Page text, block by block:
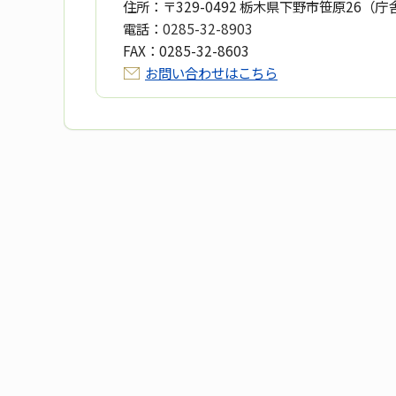
住所： 〒329-0492 栃木県下野市笹原26（庁
電話： 0285-32-8903
FAX： 0285-32-8603
お問い合わせはこちら